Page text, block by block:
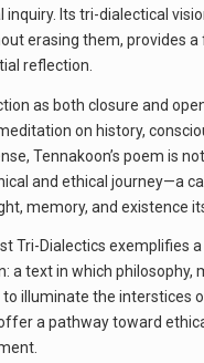
inquiry. Its tri-dialectical
erasing them, provides
reflection.
as both closure and
on history,
Tennakoon’s poem is
and ethical journey—a
memory, and existence
Tri-Dialectics exemplifies
a text in which philosophy,
illuminate the interstices
a pathway toward